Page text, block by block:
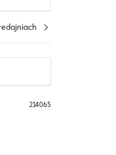
214065